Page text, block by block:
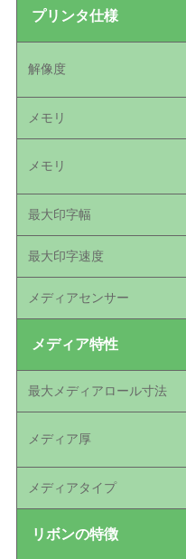
プリンタ仕様
解像度
メモリ
メモリ
最大印字幅
最大印字速度
メディアセンサー
メディア特性
最大メディアロール寸法
メディア厚
メディアタイプ
リボンの特徴